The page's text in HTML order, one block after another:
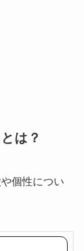
は？
個性につい